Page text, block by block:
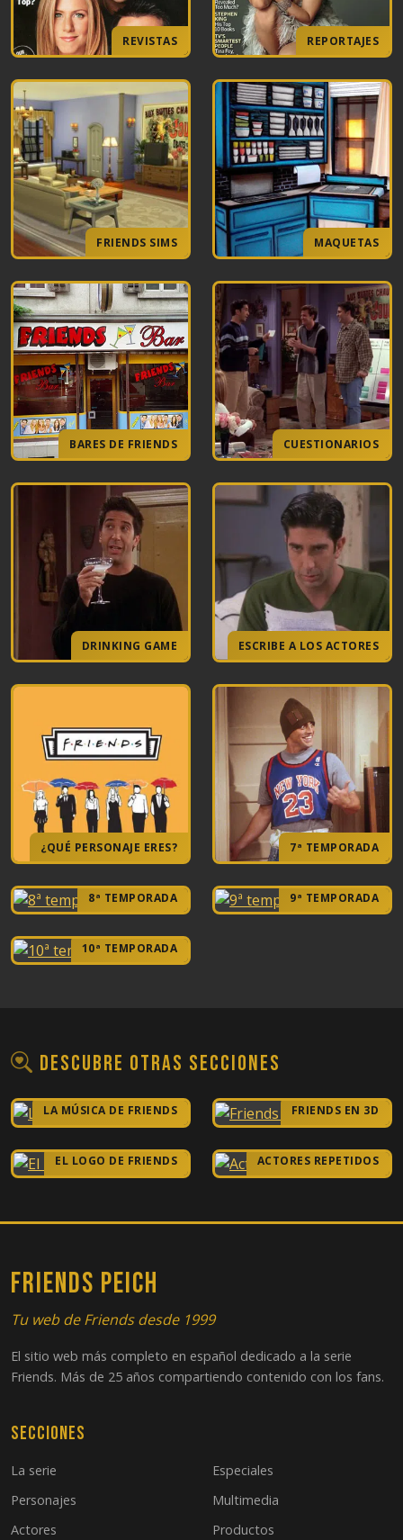
REVISTAS REPORTAJES
FRIENDS SIMS MAQUETAS
BARES DE FRIENDS CUESTIONARIOS
DRINKING GAME ESCRIBE A LOS ACTORES
¿QUÉ PERSONAJE ERES? 7ª TEMPORADA
8ª TEMPORADA 9ª TEMPORADA
10ª TEMPORADA
Descubre otras secciones
LA MÚSICA DE FRIENDS FRIENDS EN 3D
EL LOGO DE FRIENDS ACTORES REPETIDOS
FRIENDS PEICH
Tu web de Friends desde 1999
El sitio web más completo en español dedicado a la serie
Friends. Más de 25 años compartiendo contenido con los fans.
Secciones
La serie
Personajes
Actores
Especiales
Multimedia
Productos